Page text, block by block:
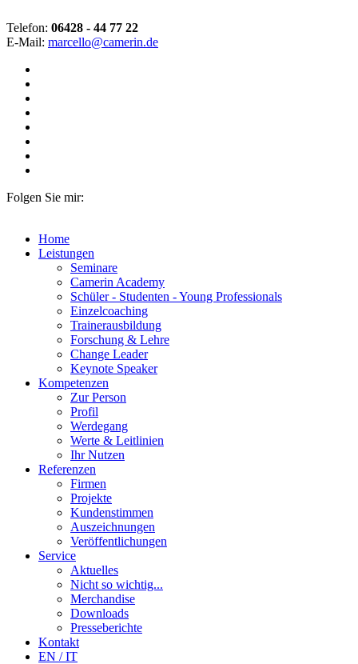
Telefon: 06428 - 44 77 22
E-Mail: marcello@camerin.de
Folgen Sie mir:
Home
Leistungen
Seminare
Camerin Academy
Schüler - Studenten - Young Professionals
Einzelcoaching
Trainerausbildung
Forschung & Lehre
Change Leader
Keynote Speaker
Kompetenzen
Zur Person
Profil
Werdegang
Werte & Leitlinien
Ihr Nutzen
Referenzen
Firmen
Projekte
Kundenstimmen
Auszeichnungen
Veröffentlichungen
Service
Aktuelles
Nicht so wichtig...
Merchandise
Downloads
Presseberichte
Kontakt
EN / IT